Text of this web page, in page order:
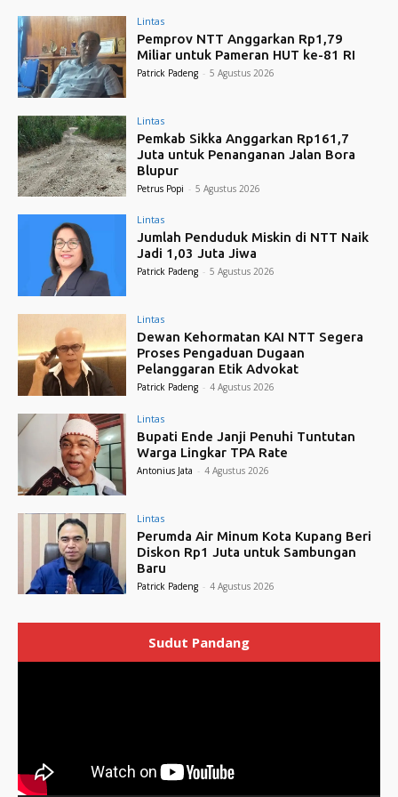
Lintas
Pemprov NTT Anggarkan Rp1,79
Miliar untuk Pameran HUT ke-81 RI
Patrick Padeng - 5 Agustus 2026
Lintas
Pemkab Sikka Anggarkan Rp161,7
Juta untuk Penanganan Jalan Bora
Blupur
Petrus Popi - 5 Agustus 2026
Lintas
Jumlah Penduduk Miskin di NTT Naik
Jadi 1,03 Juta Jiwa
Patrick Padeng - 5 Agustus 2026
Lintas
Dewan Kehormatan KAI NTT Segera
Proses Pengaduan Dugaan
Pelanggaran Etik Advokat
Patrick Padeng - 4 Agustus 2026
Lintas
Bupati Ende Janji Penuhi Tuntutan
Warga Lingkar TPA Rate
Antonius Jata - 4 Agustus 2026
Lintas
Perumda Air Minum Kota Kupang Beri
Diskon Rp1 Juta untuk Sambungan
Baru
Patrick Padeng - 4 Agustus 2026
Sudut Pandang